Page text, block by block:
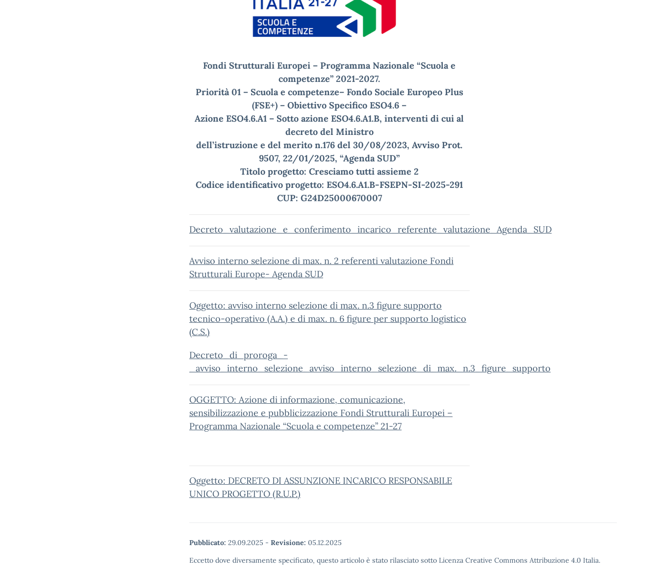
Fondi Strutturali Europei – Programma Nazionale “Scuola e
competenze” 2021-2027.
Priorità 01 – Scuola e competenze– Fondo Sociale Europeo Plus
(FSE+) – Obiettivo Specifico ESO4.6 –
Azione ESO4.6.A1 – Sotto azione ESO4.6.A1.B, interventi di cui al
decreto del Ministro
dell’istruzione e del merito n.176 del 30/08/2023, Avviso Prot.
9507, 22/01/2025, “Agenda SUD”
Titolo progetto: Cresciamo tutti assieme 2
Codice identificativo progetto: ESO4.6.A1.B-FSEPN-SI-2025-291
CUP: G24D25000670007
Decreto_valutazione_e_conferimento_incarico_referente_valutazione_Agenda_SUD
Avviso interno selezione di max. n. 2 referenti valutazione Fondi
Strutturali Europe- Agenda SUD
Oggetto: avviso interno selezione di max. n.3 figure supporto
tecnico-operativo (A.A.) e di max. n. 6 figure per supporto logistico
(C.S.)
Decreto_di_proroga_-
_avviso_interno_selezione_avviso_interno_selezione_di_max._n.3_figure_supporto
OGGETTO: Azione di informazione, comunicazione,
sensibilizzazione e pubblicizzazione Fondi Strutturali Europei –
Programma Nazionale “Scuola e competenze” 21-27
Oggetto: DECRETO DI ASSUNZIONE INCARICO RESPONSABILE
UNICO PROGETTO (R.U.P.)
Pubblicato: 29.09.2025 - Revisione: 05.12.2025
Eccetto dove diversamente specificato, questo articolo è stato rilasciato sotto Licenza Creative Commons Attribuzione 4.0 Italia.